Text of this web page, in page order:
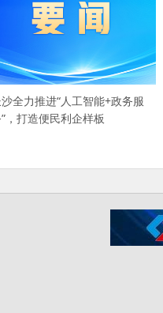
全力推进“人工智能+政务服
，打造便民利企样板